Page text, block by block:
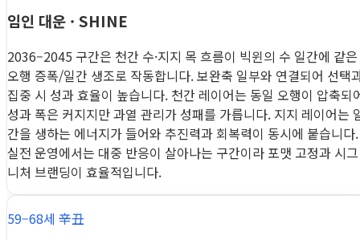
임인 대운 · SHINE
2036–2045 구간은 천간 수·지지 목 흐름이 빅윈의 수 일간에 같은
오행 증폭/일간 생조로 작동합니다. 보완축 일부와 연결되어 선택
집중 시 성과 효율이 높습니다. 천간 레이어는 동일 오행이 압축되
성과 폭은 커지지만 과열 관리가 성패를 가릅니다. 지지 레이어는
간을 생하는 에너지가 들어와 추진력과 회복력이 동시에 붙습니다.
실전 운영에서는 대중 반응이 살아나는 구간이라 포맷 고정과 시그
니처 브랜딩이 효율적입니다.
59–68세 辛丑